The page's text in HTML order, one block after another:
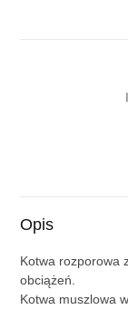
Opis
Kotwa rozporowa
obciążeń.
Kotwa muszlowa